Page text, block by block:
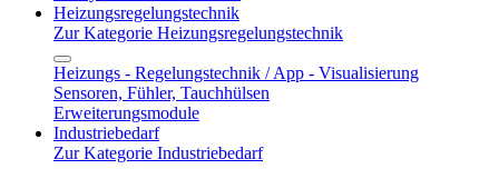
Heizungsregelungstechnik
Zur Kategorie Heizungsregelungstechnik
Heizungs - Regelungstechnik / App - Visualisierung
Sensoren, Fühler, Tauchhülsen
Erweiterungsmodule
Industriebedarf
Zur Kategorie Industriebedarf